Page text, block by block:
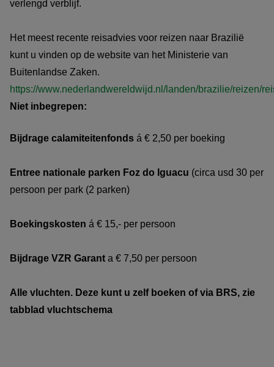
verlengd verblijf.
Het meest recente reisadvies voor reizen naar Brazilië
kunt u vinden op de website van het Ministerie van
Buitenlandse Zaken.
https://www.nederlandwereldwijd.nl/landen/brazilie/reizen/
Niet inbegrepen:
Bijdrage calamiteitenfonds á € 2,50 per boeking
Entree nationale parken Foz do Iguacu (circa usd 30 per
persoon per park (2 parken)
Boekingskosten á € 15,- per persoon
Bijdrage VZR Garant a € 7,50 per persoon
Alle vluchten. Deze kunt u zelf boeken of via BRS, zie
tabblad vluchtschema